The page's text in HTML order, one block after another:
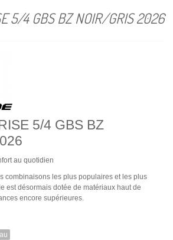
5/4 GBS BZ NOIR/GRIS 2026
5/4 GBS BZ
au quotidien
combinaisons les plus populaires et les plus
est désormais dotée de matériaux haut de
encore supérieures.